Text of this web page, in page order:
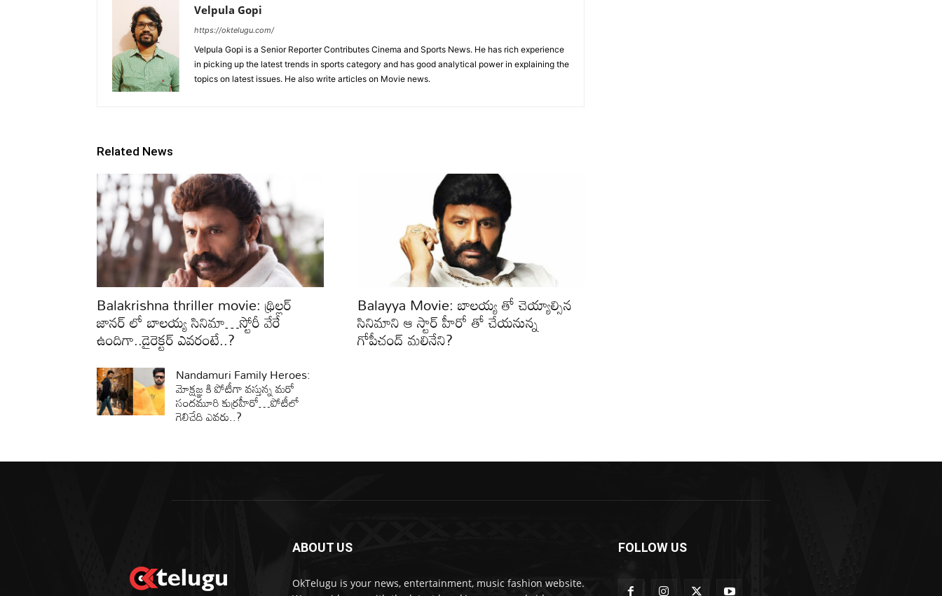
Velpula Gopi
https://oktelugu.com/
Velpula Gopi is a Senior Reporter Contributes Cinema and Sports News. He has rich experience
in picking up the latest trends in sports category and has good analytical power in explaining the
topics on latest issues. He also write articles on Movie news.
Related News
Balakrishna thriller movie: థ్రిల్లర్
జానర్ లో బాలయ్య సినిమా…స్టోరీ వేరే
ఉందిగా..డైరెక్టర్ ఎవరంటే..?
Balayya Movie: బాలయ్య తో చెయ్యాల్సిన
సినిమాని ఆ స్టార్ హీరో తో చేయనున్న
గోపీచంద్ మలినేని?
Nandamuri Family Heroes:
మోక్షజ్ఞ కి పోటీగా వస్తున్న మరో
సందమూరి కుర్రహీరో…పోటీలో
గెలిచేది ఎవరు..?
ABOUT US
OkTelugu is your news, entertainment, music fashion website.
FOLLOW US